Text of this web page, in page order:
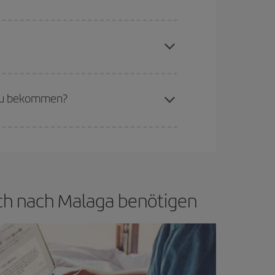
um
bekommen?
nach Malaga benötigen